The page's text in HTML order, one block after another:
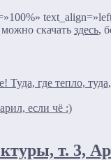
скачать здесь,
Туда, где тепло,
если чё :)
т. 3,